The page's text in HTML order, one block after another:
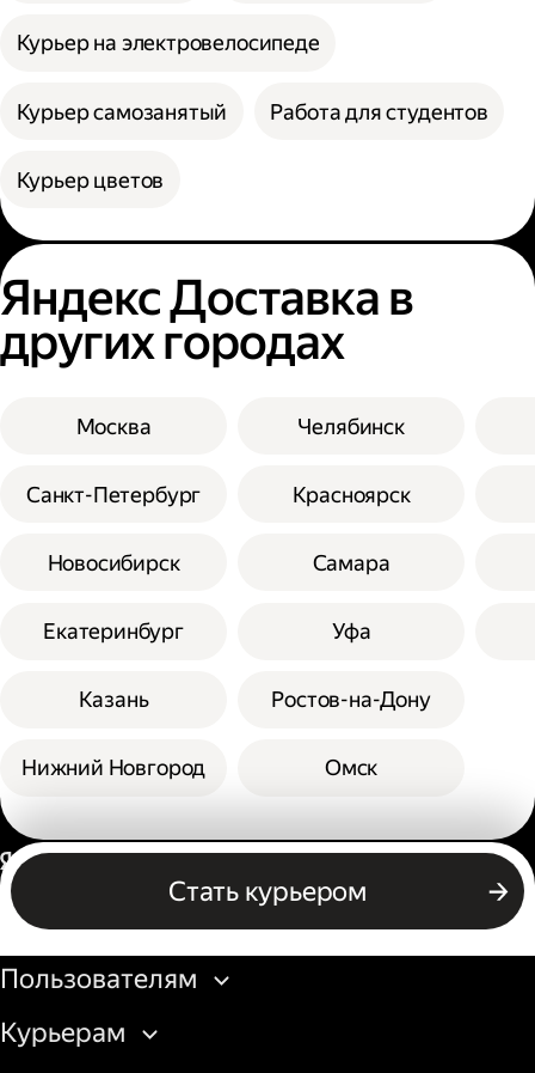
Курьер на электровелосипеде
Курьер самозанятый Работа для студентов
Курьер цветов
Яндекс Доставка в
других городах
Москва
Санкт-Петербург
Новосибирск
Екатеринбург
Казань
Нижний Новгород
Челябинск
Красноярск
Самара
Уфа
Ростов-на-Дону
Омск
Стать курьером
Россия
Бизнесу
Пользователям
Курьерам